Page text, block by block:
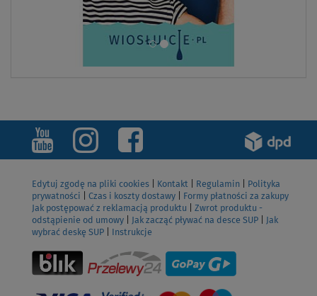
Edytuj zgodę na pliki cookies Kontakt Regulamin
Polityka
prywatności
Czas i koszty dostawy
Formy płatności za zakupy
Jak postępować z reklamacją produktu
Zwrot produktu -
odstąpienie od umowy
Jak zacząć pływać na desce SUP
Jak
wybrać deskę SUP
Instrukcje